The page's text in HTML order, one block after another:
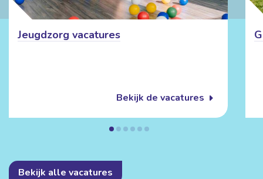
Jeugdzorg vacatures
Bekijk de vacatures
Bekijk alle vacatures